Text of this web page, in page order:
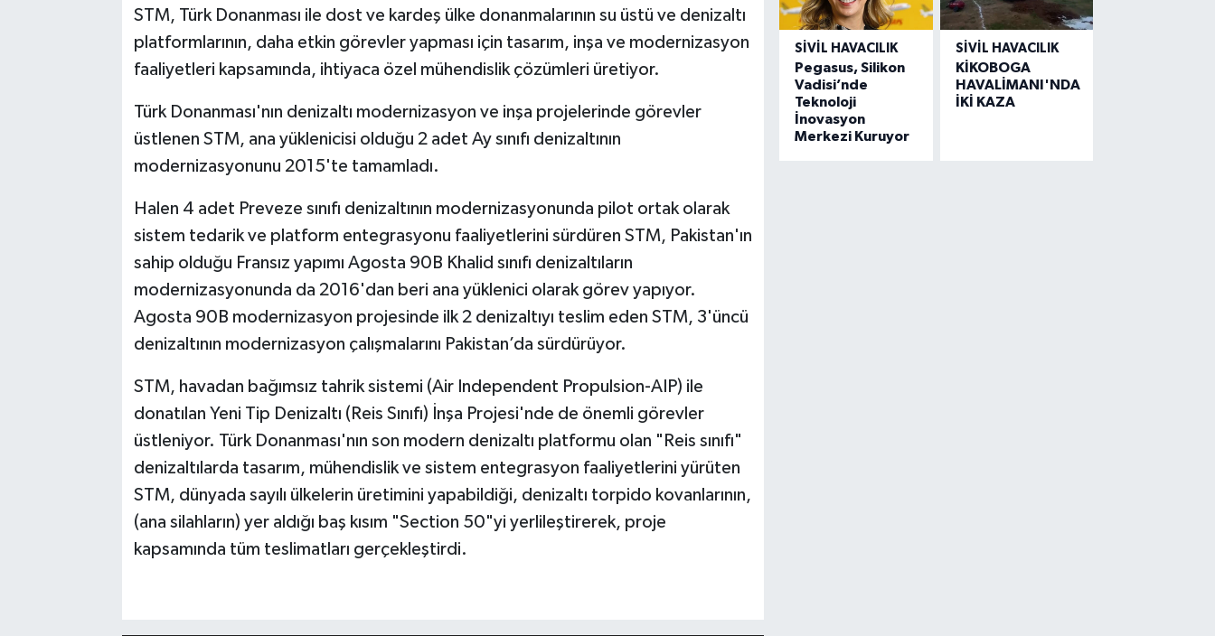
STM, Türk Donanması ile dost ve kardeş ülke donanmalarının su üstü ve denizaltı
platformlarının, daha etkin görevler yapması için tasarım, inşa ve modernizasyon
faaliyetleri kapsamında, ihtiyaca özel mühendislik çözümleri üretiyor.
Türk Donanması'nın denizaltı modernizasyon ve inşa projelerinde görevler
üstlenen STM, ana yüklenicisi olduğu 2 adet Ay sınıfı denizaltının
modernizasyonunu 2015'te tamamladı.
Halen 4 adet Preveze sınıfı denizaltının modernizasyonunda pilot ortak olarak
sistem tedarik ve platform entegrasyonu faaliyetlerini sürdüren STM, Pakistan'ın
sahip olduğu Fransız yapımı Agosta 90B Khalid sınıfı denizaltıların
modernizasyonunda da 2016'dan beri ana yüklenici olarak görev yapıyor.
Agosta 90B modernizasyon projesinde ilk 2 denizaltıyı teslim eden STM, 3'üncü
denizaltının modernizasyon çalışmalarını Pakistan’da sürdürüyor.
STM, havadan bağımsız tahrik sistemi (Air Independent Propulsion-AIP) ile
donatılan Yeni Tip Denizaltı (Reis Sınıfı) İnşa Projesi'nde de önemli görevler
üstleniyor. Türk Donanması'nın son modern denizaltı platformu olan "Reis sınıfı"
denizaltılarda tasarım, mühendislik ve sistem entegrasyon faaliyetlerini yürüten
STM, dünyada sayılı ülkelerin üretimini yapabildiği, denizaltı torpido kovanlarının,
(ana silahların) yer aldığı baş kısım "Section 50"yi yerlileştirerek, proje
kapsamında tüm teslimatları gerçekleştirdi.
SIVIL HAVACILIK
Pegasus, Silikon
Vadisi’nde
Teknoloji
İnovasyon
Merkezi Kuruyor
SIVIL HAVACILIK
KİKOBOGA
HAVALİMANI'NDA
İKİ KAZA